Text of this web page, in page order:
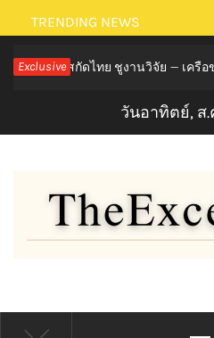
Skip
to
content
TRENDING NEWS
Exclusive
ดไทย ชูงานวิจัย – เครือข่ายโลก
วันอาทิตย์, ส.
THE